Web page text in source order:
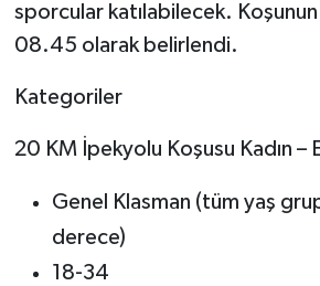
sporcular katılabilecek.
08.45 olarak belirlendi.
Kategoriler
20 KM İpekyolu Koşusu Kadın –
Genel Klasman (tüm yaş
derece)
18-34